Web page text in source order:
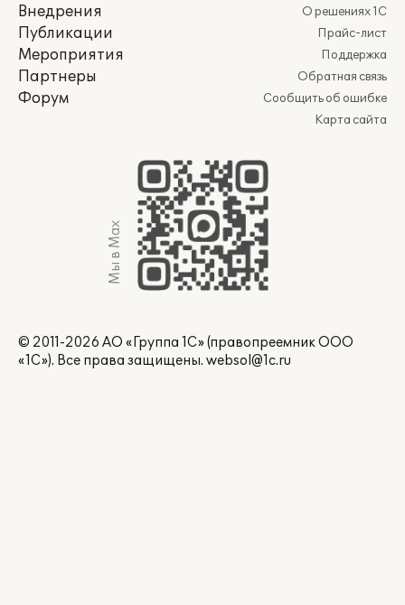
Внедрения
Публикации
Мероприятия
Партнеры
Форум
О решениях 1С
Прайс-лист
Поддержка
Обратная связь
Сообщить об ошибке
Карта сайта
Мы в Max
© 2011-2026 АО «Группа 1С» (правопреемник ООО
«1С»). Все права защищены. websol@1c.ru